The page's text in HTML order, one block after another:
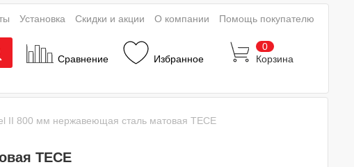
Сравнение Избранное
0
Корзина
Установка Скидки и акции О компании Помощь покупателю
II 800 мм нержавеющая сталь матовая TECE
TECE